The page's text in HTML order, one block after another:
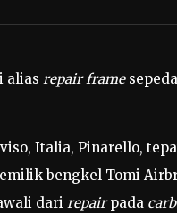
alias repair frame sepeda
Italia, Pinarello,
bengkel Tomi
dari repairpada